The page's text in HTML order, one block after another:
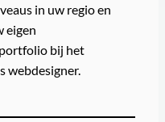
in uw regio en
eigen
bij het
webdesigner.